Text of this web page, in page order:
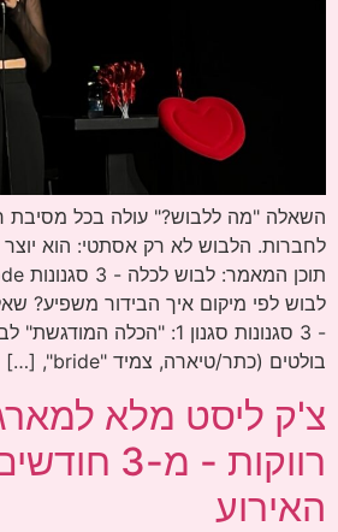
השאלה "מה ללבוש?" עולה בכל מסיבת
לחברות. הלבוש לא רק אסתטי: הוא
לבוש לפי מיקום איך הבידור משפיע?
- 3 סגנונות סגנון 1: "הכלה
בולטים (כתר/טיארה, צמיד "bride", […]
צ'ק ליסט מלא
רווקות - מ-
האירוע